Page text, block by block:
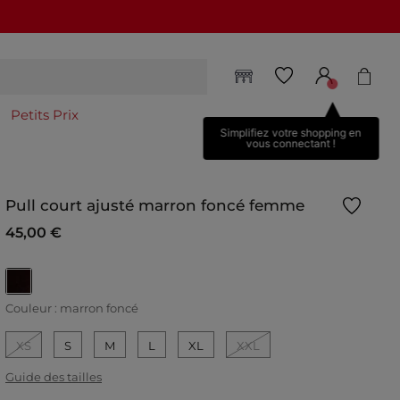
Simplifiez votre shopping en
vous connectant !
Petits Prix
Pull court ajusté marron foncé femme
45,00 €
selected
Couleur : marron foncé
XS S M L XL XXL
Guide des tailles